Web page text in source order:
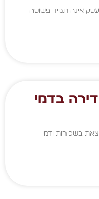
אינה תמיד פשוטה
בדמי
בשכירות ודמי